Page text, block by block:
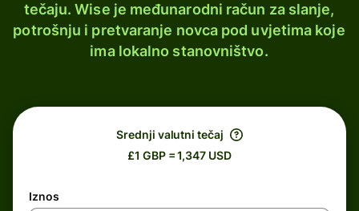
tečaju. Wise je međunarodni račun za slanje,
potrošnju i pretvaranje novca pod uvjetima koje
ima lokalno stanovništvo.
Srednji valutni tečaj
£1 GBP = 1,347 USD
Iznos